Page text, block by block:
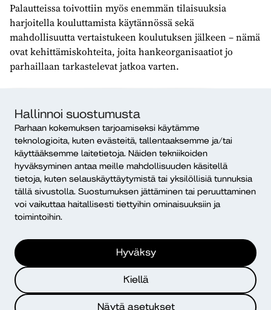
Hallinnoi suostumusta
Parhaan kokemuksen tarjoamiseksi käytämme
teknologioita, kuten evästeitä, tallentaaksemme ja/tai
käyttääksemme laitetietoja. Näiden tekniikoiden
hyväksyminen antaa meille mahdollisuuden käsitellä
tietoja, kuten selauskäyttäytymistä tai yksilöllisiä tunnuksia
tällä sivustolla. Suostumuksen jättäminen tai peruuttaminen
voi vaikuttaa haitallisesti tiettyihin ominaisuuksiin ja
toimintoihin.
Hyväksy
Kiellä
Näytä asetukset
Palautteissa toivottiin myös enemmän tilaisuuksia
harjoitella kouluttamista käytännössä sekä
mahdollisuutta vertaistukeen koulutuksen jälkeen – nämä
ovat kehittämiskohteita, joita hankeorganisaatiot jo
parhaillaan tarkastelevat jatkoa varten.
Hankkeen tavoitteena on kouluttaa noin 170 kouluttajaa
hankkeen loppuun mennessä. Kysyntä on kuitenkin
selvästi suurempaa kuin mihin yksittäinen hanke pystyy
vastaamaan – erityisesti harvinaisemmista kielistä
tarvitaan lisää kouluttajia.
Osallistujia tähän mennessä järjestetyissä koulutuksissa
on ollut joka maakunnasta, Ahvenanmaata ja Lappia
Hanke järjestää vielä yhden koulutuksen Oulussa syksyllä
2025 ja yhden verkossa keväällä 2026.
Etsitkö kouluttajaa?